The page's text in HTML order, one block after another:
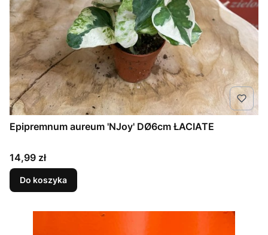
Epipremnum aureum 'NJoy' DØ6cm ŁACIATE
Cena
14,99 zł
Do koszyka